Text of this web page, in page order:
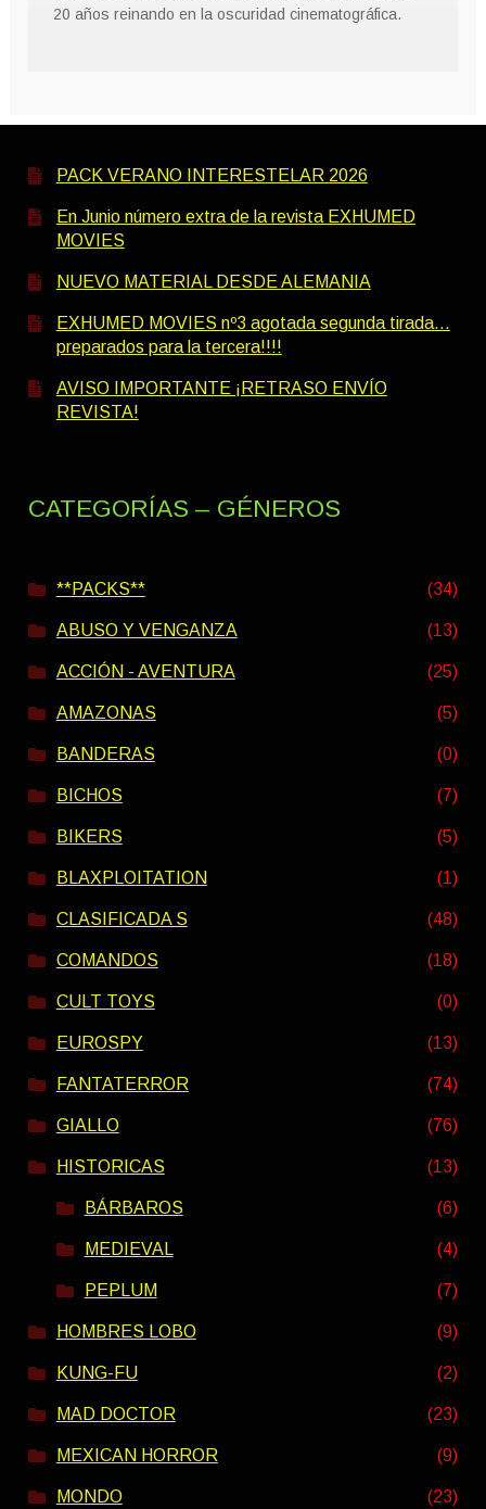
20 años reinando en la oscuridad cinematográfica.
PACK VERANO INTERESTELAR 2026
En Junio número extra de la revista EXHUMED
MOVIES
NUEVO MATERIAL DESDE ALEMANIA
EXHUMED MOVIES nº3 agotada segunda tirada…
preparados para la tercera!!!!
AVISO IMPORTANTE ¡RETRASO ENVÍO
REVISTA!
CATEGORÍAS – GÉNEROS
**PACKS** (34)
ABUSO Y VENGANZA (13)
ACCIÓN - AVENTURA (25)
AMAZONAS (5)
BANDERAS (0)
BICHOS (7)
BIKERS (5)
BLAXPLOITATION (1)
CLASIFICADA S (48)
COMANDOS (18)
CULT TOYS (0)
EUROSPY (13)
FANTATERROR (74)
GIALLO (76)
HISTORICAS (13)
BÁRBAROS (6)
MEDIEVAL (4)
PEPLUM (7)
HOMBRES LOBO (9)
KUNG-FU (2)
MAD DOCTOR (23)
MEXICAN HORROR (9)
MONDO (23)